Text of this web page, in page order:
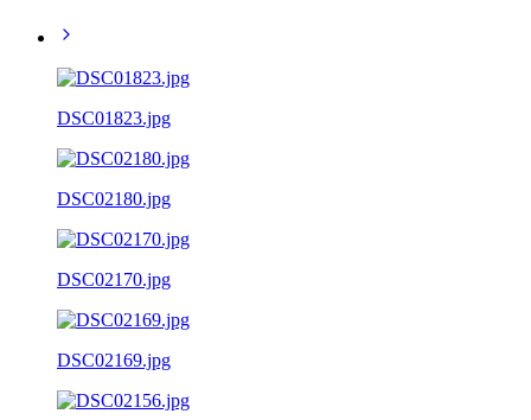
DSC01823.jpg
DSC02180.jpg
DSC02170.jpg
DSC02169.jpg